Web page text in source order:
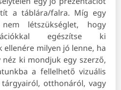
a táblára/falra. Míg egy
létszükséglet, hogy
egészítse ki
ellenére milyen jó lenne, ha
ki mondjuk egy szerző,
a fellelhető vizuális
otthonáról, vagy